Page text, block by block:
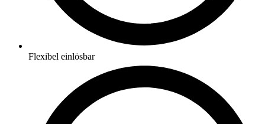
Flexibel einlösbar